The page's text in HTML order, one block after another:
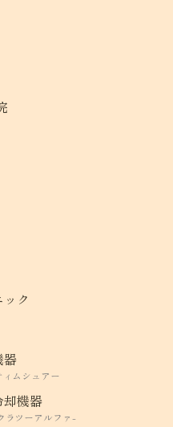
ク
器
ムシュアー
機器
ツーアルファ-